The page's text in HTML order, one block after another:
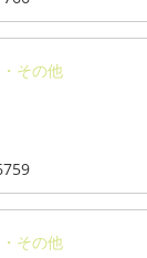
その他
その他